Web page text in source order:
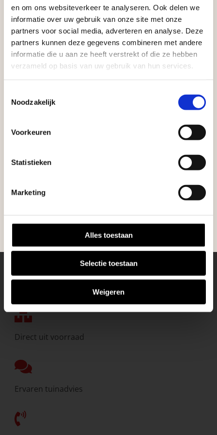
en om ons websiteverkeer te analyseren. Ook delen we
informatie over uw gebruik van onze site met onze
partners voor social media, adverteren en analyse. Deze
partners kunnen deze gegevens combineren met andere
informatie die u aan ze heeft verstrekt of die ze hebben
verzameld op basis van uw gebruik van hun services.
Noodzakelijk
Voorkeuren
Statistieken
Marketing
Alles toestaan
Selectie toestaan
Weigeren
Vrijblijvend advies?
Geen probleem, wij hebben alles voor uw
Direct uit voorraad
Ervaren tuinadvies
vakantieperiode
Waardenburg en Vego Dordrecht hanteren tijdens
de vakantieperiode aangepaste openingstijden op
zaterdag. Bekijk de vestigingspagina voor de
actuele openingstijden.
maanden dicht is voor al het wegverkeer, is het fijn
Met vier vestigingen en inspirerende showtuinen
tuinproject.